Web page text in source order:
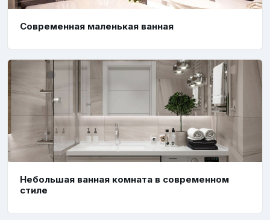
Современная маленькая ванная
Небольшая ванная комната в современном
стиле